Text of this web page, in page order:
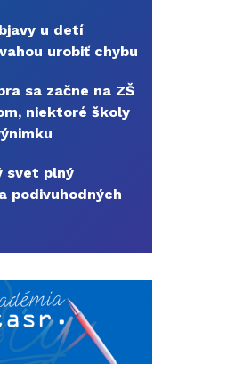
u detí
urobiť chybu
sa začne na ZŠ
niektoré školy
svet plný
podivuhodných